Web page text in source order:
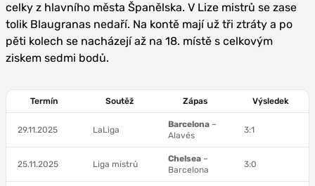
celky z hlavního města Španělska. V Lize mistrů se zase
tolik Blaugranas nedaří. Na kontě mají už tři ztráty a po
pěti kolech se nacházejí až na 18. místě s celkovým
ziskem sedmi bodů.
Termín Soutěž Zápas Výsledek
29.11.2025 LaLiga
Barcelona –
Alavés
3:1
25.11.2025 Liga mistrů
Chelsea –
Barcelona
3:0